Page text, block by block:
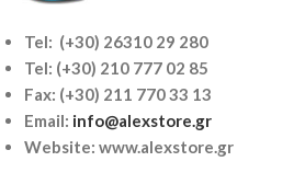
Tel: (+30) 26310 29 280
Tel: (+30) 210 777 02 85
Fax: (+30) 211 770 33 13
Email: info@alexstore.gr
Website: www.alexstore.gr